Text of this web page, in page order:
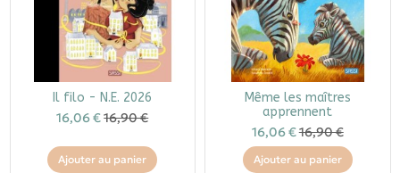
Il filo - N.E. 2026
16,06 €16,90 €
Ajouter au panier
Même les maîtres
apprennent
16,06 €16,90 €
Ajouter au panier